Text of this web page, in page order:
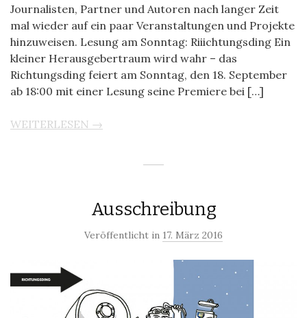
Journalisten, Partner und Autoren nach langer Zeit
mal wieder auf ein paar Veranstaltungen und Projekte
hinzuweisen. Lesung am Sonntag: Riiichtungsding Ein
kleiner Herausgebertraum wird wahr – das
Richtungsding feiert am Sonntag, den 18. September
ab 18:00 mit einer Lesung seine Premiere bei […]
WEITERLESEN →
Ausschreibung
Veröffentlicht in 17. März 2016